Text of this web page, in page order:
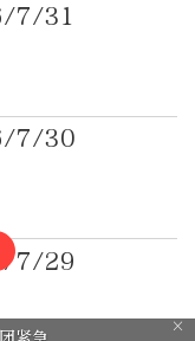
7/31
7/30
7/29